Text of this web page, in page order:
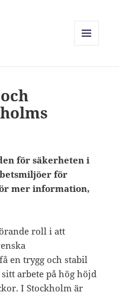
för säkerheten i
för
mer information,
roll i att
en trygg och stabil
arbete på hög höjd
I Stockholm är